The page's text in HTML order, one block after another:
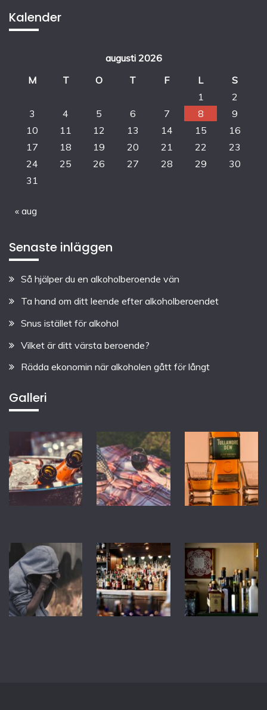
Kalender
augusti 2026
M
T O T F L
S
1
2
3
4 5 6 7 8
9
10
11 12 13 14 15
16
17
18 19 20 21 22
23
24
25 26 27 28 29
30
31
« aug
Senaste inläggen
Så hjälper du en alkoholberoende vän
Ta hand om ditt leende efter alkoholberoendet
Snus istället för alkohol
Vilket är ditt värsta beroende?
Rädda ekonomin när alkoholen gått för långt
Galleri